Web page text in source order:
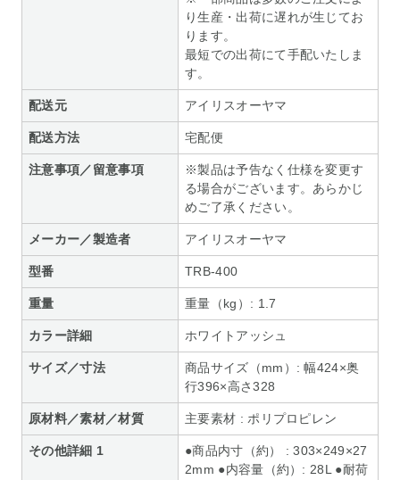
り生産・出荷に遅れが生じてお
ります。
最短での出荷にて手配いたしま
す。
配送元 アイリスオーヤマ
配送方法 宅配便
注意事項／留意事項
※製品は予告なく仕様を変更す
る場合がございます。あらかじ
めご了承ください。
メーカー／製造者 アイリスオーヤマ
型番 TRB-400
重量 重量（kg）: 1.7
カラー詳細 ホワイトアッシュ
サイズ／寸法
商品サイズ（mm）: 幅424×奥
行396×高さ328
原材料／素材／材質 主要素材 : ポリプロピレン
その他詳細 1
●商品内寸（約） : 303×249×27
2mm ●内容量（約）: 28L ●耐荷